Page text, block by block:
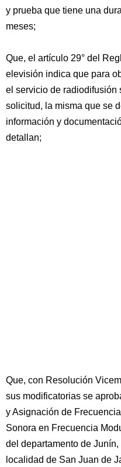
y prueba que tiene una
meses;
Que, el artículo 29° del
elevisión indica que para
el servicio de radiodifusión
solicitud, la misma que se
información y
detallan;
Que, con Resolución
sus modificatorias se
y Asignación de
Sonora en Frecuencia
del departamento de
localidad de San Juan de